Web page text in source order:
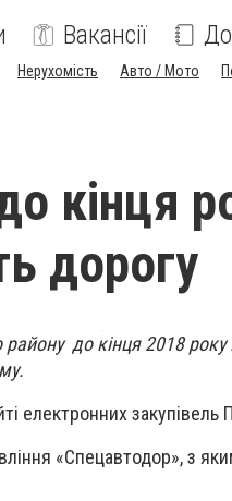
Вакансії
Нерухомість Авто / Мото
кінця
дорогу
району до кінця 2018
електронних закупівель
«Спецавтодор», з